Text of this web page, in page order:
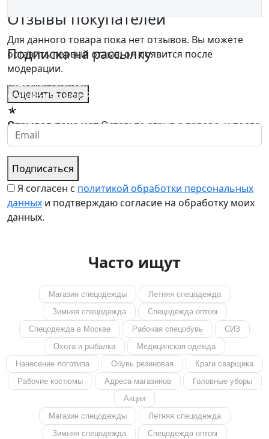
Отзывы покупателей
Для данного товара пока нет отзывов. Вы можете
оставить первый отзыв, он появится после
модерации.
Оценить товар
★
Отзывов пока нетОставьте отзыв о товаре, и после
проверки он появится на странице.
Подписка на рассылку
Надеемся установить хорошие и долгосрочные деловые
отношения с вашей компанией и с нетерпением ждем
получения от вас запросов
Подписаться
Я согласен с политикой обработки персональных
данных и подтверждаю согласие на обработку моих
данных.
Часто ищут
Магазин спецодежды
Летняя спецодежда
Зимняя спецодежда
Спецодежда оптом
Спецодежда в Москве
Рабочая спецобувь
СИЗ
Охота и рыбалка
Медицинская одежда
Нанесение логотипа
Обувь резиновая
Краги сварщика
Рабочие костюмы
Адреса магазинов
Головные уборы
Акции
Магазин спецодежды
Летняя спецодежда
Зимняя спецодежда
Спецодежда оптом